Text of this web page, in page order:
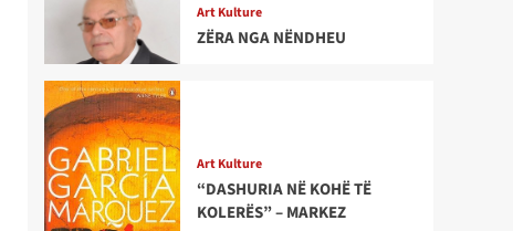
Art Kulture
ZËRA NGA NËNDHEU
Art Kulture
“DASHURIA NË KOHË TË
KOLERËS” – MARKEZ